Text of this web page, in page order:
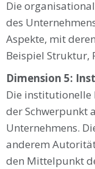
Die
des
Aspekte, mit
Beispiel Struktur,
Dimension 5:
Die institutionelle
der Schwerpunkt
Unternehmens.
anderem
den Mittelpunkt